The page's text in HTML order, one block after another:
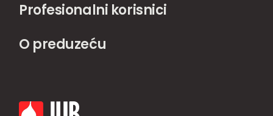
Profesionalni korisnici
O preduzeću